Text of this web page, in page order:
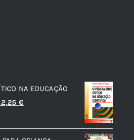
NA EDUCAÇÃO
€O
atual